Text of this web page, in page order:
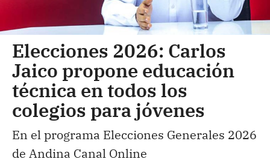
Elecciones 2026: Carlos
Jaico propone educación
técnica en todos los
colegios para jóvenes
En el programa Elecciones Generales 2026
de Andina Canal Online